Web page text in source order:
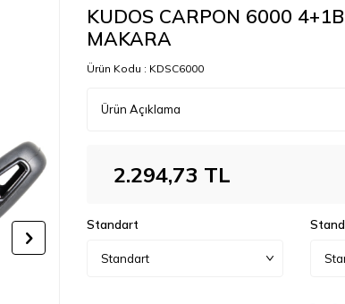
KUDOS CARPON 6000
MAKARA
Ürün Kodu : KDSC6000
Ürün Açıklama
2.294,73 TL
Standart